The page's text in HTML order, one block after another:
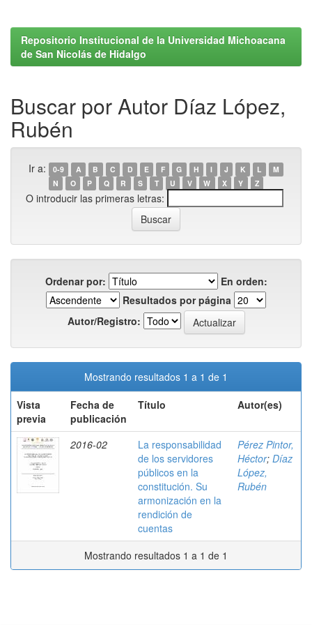
Repositorio Institucional de la Universidad Michoacana
de San Nicolás de Hidalgo
Buscar por Autor Díaz López,
Rubén
Ir a: 0-9 A B C D E F G H I J K L
M
N
O P Q R S T U V W X Y Z
O introducir las primeras letras:
Ordenar por:
En orden:
Resultados por página
Autor/Registro:
Mostrando resultados 1 a 1 de 1
Vista
previa
Fecha de
publicación
Título Autor(es)
2016-02
La responsabilidad
de los servidores
públicos en la
constitución. Su
armonización en la
rendición de
cuentas
Pérez Pintor,
Héctor; Díaz
López,
Rubén
Mostrando resultados 1 a 1 de 1